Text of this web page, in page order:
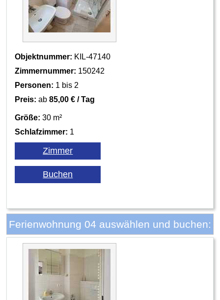
Objektnummer: KIL-47140
Zimmernummer: 150242
Personen: 1 bis 2
Preis: ab85,00 € / Tag
Größe: 30 m²
Schlafzimmer: 1
Ferienwohnung 04 auswählen und buchen: